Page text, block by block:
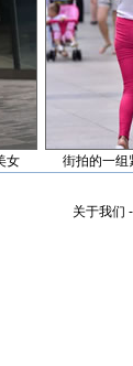
女 街拍的一组
关于我们 -